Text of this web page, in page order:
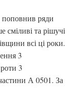
ряди
та рішучі
всі ці роки.
3
3
А 0501. За